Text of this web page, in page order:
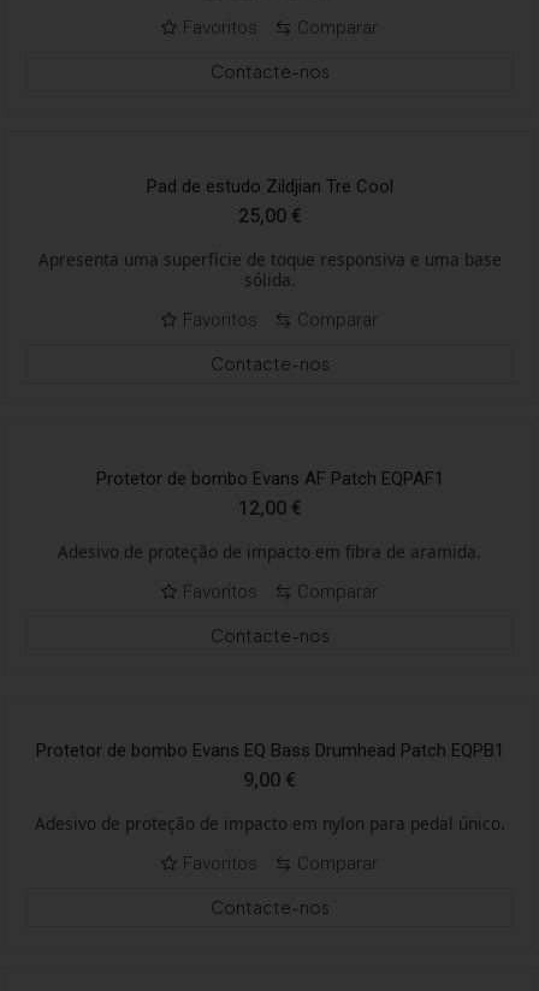
Favoritos
Comparar
Contacte-nos
Pad de estudo Zildjian Tre Cool
25,00 €
Apresenta uma superfície de toque responsiva e uma base
sólida.
Favoritos
Comparar
Contacte-nos
Protetor de bombo Evans AF Patch EQPAF1
12,00 €
Adesivo de proteção de impacto em fibra de aramida.
Favoritos
Comparar
Contacte-nos
Protetor de bombo Evans EQ Bass Drumhead Patch EQPB1
9,00 €
Adesivo de proteção de impacto em nylon para pedal único.
Favoritos
Comparar
Contacte-nos